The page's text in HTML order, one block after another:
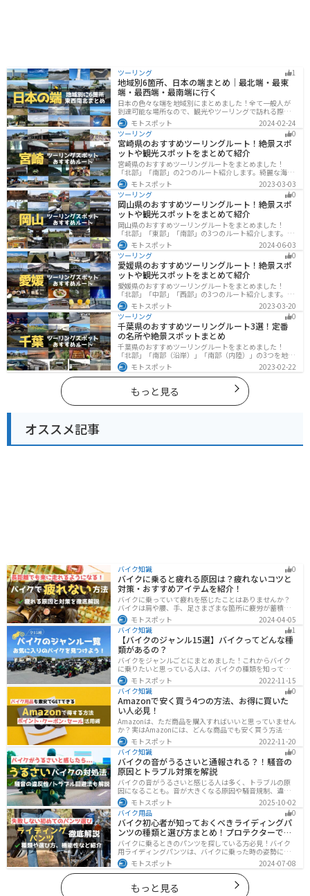
ツーリング 1
地域別6箇所、日本の端まとめ｜最北端・最東
端・最西端・最南端に行く
日本の色々な端を地域別にまとめました！全て一般人が
到達可能な場所なので、観光やツーリングで訪れる際の
参考にしてください。
モトスポット
2024-02-24
ツーリング
0
宮崎県のおすすめツーリングルート！絶景スポ
ットや観光スポットをまとめて紹介
宮崎県のおすすめツーリングルートをまとめました！
「北部」「南部」の2つのルート紹介します。綺麗な海岸
線が特徴的な海・自然豊かな山・趣のある神社を満喫す
るツーリングができます。バイクで宮崎県にツーリング
に行く際は参考にしてください。
モトスポット
2023-03-03
ツーリング
0
岡山県のおすすめツーリングルート！絶景スポ
ットや観光スポットをまとめて紹介
岡山県のおすすめツーリングルートをまとめました！
「北部」「東部」「南部」の3つのルート紹介します。岡
山市や倉敷市など、歴史ある街並みも魅力的で、バイク
ツーリングに最適なスポットが多数あります。バイクで
岡山県にツーリングに行く際は参考にしてください。
モトスポット
2024-06-03
ツーリング
0
愛媛県のおすすめツーリングルート！絶景スポ
ットや観光スポットをまとめて紹介
愛媛県のおすすめツーリングルートをまとめました！
「北部」「中部」「西部」の3つのルート紹介します。山
や海といった自然だけでなく、気軽に渡れる島もあり
様々な楽しみ方ができます。バイクで愛媛県にツーリン
グに行く際は参考にしてください。
モトスポット
2023-03-20
ツーリング
0
千葉県のおすすめツーリングルート3選！定番
の名所や絶景スポットまとめ
千葉県のおすすめツーリングルートをまとめました！
「北部」「南部（沿岸）」「南部（内陸）」の3つを地域
別で紹介します！千葉は首都圏からのアクセスも良く、
海と山どちらも堪能できるのでツーリングには最適な場
所です。
モトスポット 2023-02-22
もっと見る
オススメ記事
バイク知識 0
バイクに乗ると疲れる原因は？疲れないコツと
対策・おすすめアイテムを紹介！
バイクに乗っていて疲れを感じたことはありませんか？
バイクは肩や腰、手、足さまざまな箇所に疲労が蓄積し
やすい乗り物です。できるなら楽に乗りたいですよね。
原因を知り対策を重ねておけば今よりもっと快適に走行
することができます。
モトスポット
2024-04-05
バイク知識
1
【バイクのジャンル15選】バイクってどんな種
類があるの？
バイクをジャンルごとにまとめました！これからバイク
に乗りたいと思っている人は、バイクの種類を知って気
になる1台を見つけましょう。特徴やメリットデメリット
なども記載しているので、デザインだけでなく性能から
もバイクを探せるようになると失敗しないバイク選びば
できるようになります。
モトスポット
2022-11-15
バイク知識
0
Amazonで安く買う4つの方法、お得に買いた
い人必見！
Amazonは、ただ商品を購入すればいいと思っていません
か？実はAmazonには、どんな商品でも安く買う方法が存
在します。この記事では、Amazonでお得に買う方法を4
つ紹介します！Amazonギフト券をやAmazonポイント、
Amazonプライム、タイムセールを活用して安くお得に買
いましょう。
モトスポット
2022-11-20
バイク知識
0
バイクの音がうるさいと通報される？！騒音の
原因とトラブル対策を解説
バイクの音がうるさいと感じる人は多く、トラブルの原
因になることも。音が大きくなる原因や騒音規制、違反
になるケースを解説し、ライダーができるマナーや配慮
の方法、さらには他人のバイクが迷惑なときの正しい対
処法まで紹介します。バイク好きも、周囲の騒音に悩む
人も必見の内容です。
モトスポット
2025-10-02
バイク用品
0
バイク初心者が知っておくべきライディングパ
ンツの種類と選び方まとめ！プロテクターで脚
を守ろう
バイクに乗るときのパンツを探している方必見！バイク
用ライディングパンツは、バイクに乗った時の姿勢に最
適化されているので快適にバイクに乗ることができま
す。プロテクター内蔵で安全性も高くなります。この記事
ではパンツの選び方や種類など初心者が知っておくべき
ことをまとめました。
モトスポット 2024-07-08
もっと見る